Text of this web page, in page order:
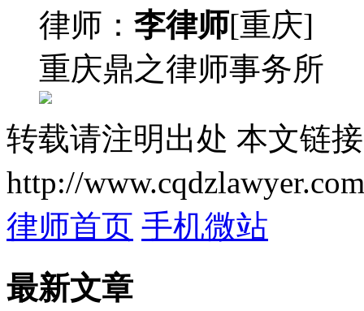
律师： 李律师[重庆]
重庆鼎之律师事务所
转载请注明出处 本文链
http://
律师首页 手机微站
最新文章